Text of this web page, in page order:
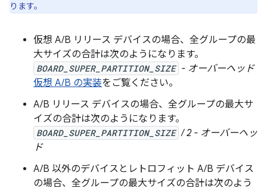
ります。
仮想 A/B リリース デバイスの場合、全グループの最
大サイズの合計は次のようになります。
BOARD_SUPER_PARTITION_SIZE - オーバーヘッド
仮想 A/B の実装をご覧ください。
A/B リリース デバイスの場合、全グループの最大サ
イズの合計は次のようになります。
BOARD_SUPER_PARTITION_SIZE / 2 - オーバーヘッ
ド
A/B 以外のデバイスとレトロフィット A/B デバイス
の場合、全グループの最大サイズの合計は次のよう